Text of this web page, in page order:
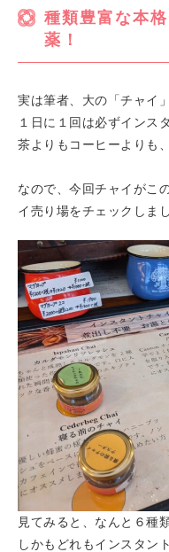
種類豊富な本
薬！
実は筆者、大の「チャイ
１日に１回は必ずインス
茶よりもコーヒーよりも
なので、今回チャイがこ
イ売り場をチェックしま
見てみると、なんと６種
しかもどれもインスタン